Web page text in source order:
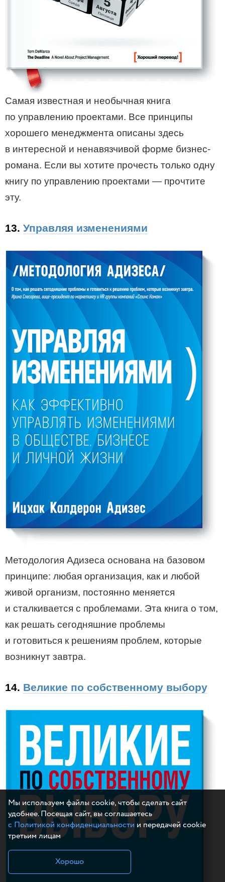
Cамая известная и необычная книга
по управлению проектами. Все принципы
хорошего менеджмента описаны здесь
в интересной и ненавязчивой форме бизнес-
романа. Если вы хотите прочесть только одну
книгу по управлению проектами — прочтите
эту.
13. Управляя изменениями
Методология Адизеса основана на базовом
принципе: любая организация, как и любой
живой организм, постоянно меняется
и сталкивается с проблемами. Эта книга о том,
как решать сегодняшние проблемы
и готовиться к решениям проблем, которые
возникнут завтра.
14. Великие по собственному выбору
Мы используем файлы cookie, чтобы сделать сайт
удобнее. Посещая сайт, вы соглашаетесь
с Политикой конфиденциальности и передачей cookie
третьим лицам
Хорошо